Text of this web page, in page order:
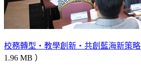
校務轉型‧教學創新‧共創藍海新策略
1.96 MB ）